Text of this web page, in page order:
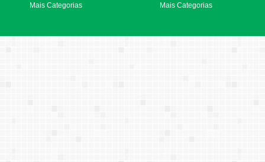
Mais Categorias
Mais Categorias